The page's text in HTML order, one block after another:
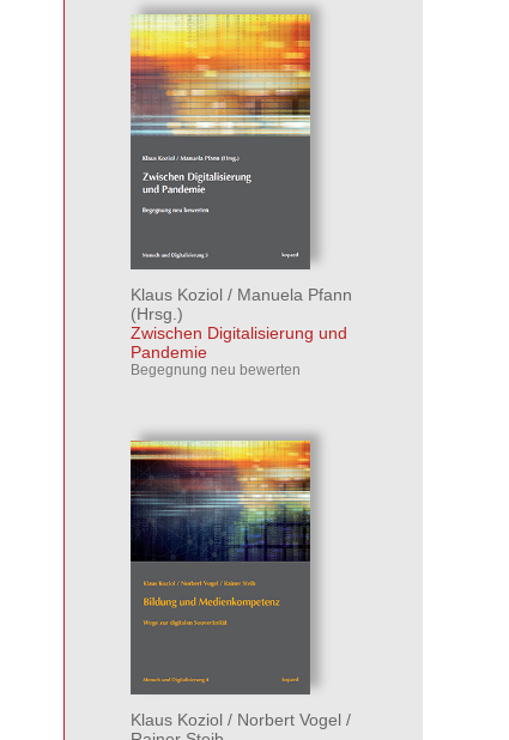
Klaus Koziol / Manuela Pfann
(Hrsg.)
Zwischen Digitalisierung und
Pandemie
Begegnung neu bewerten
Klaus Koziol / Norbert Vogel /